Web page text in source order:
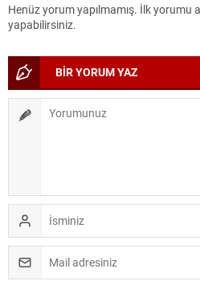
Henüz yorum yapılmamış. İlk yorumu
yapabilirsiniz.
BİR YORUM YAZ